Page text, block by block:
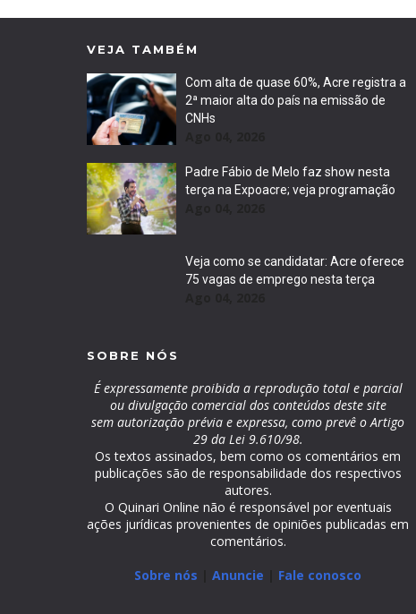
VEJA TAMBÉM
Com alta de quase 60%, Acre registra a
2ª maior alta do país na emissão de
CNHs
Padre Fábio de Melo faz show nesta
terça na Expoacre; veja programação
Veja como se candidatar: Acre oferece
75 vagas de emprego nesta terça
SOBRE NÓS
É expressamente proibida a reprodução total e parcial
ou divulgação comercial dos conteúdos deste site
sem autorização prévia e expressa, como prevê o Artigo
29 da Lei 9.610/98.
Os textos assinados, bem como os comentários em
publicações são de responsabilidade dos respectivos
autores.
O Quinari Online não é responsável por eventuais
ações jurídicas provenientes de opiniões publicadas em
comentários.
Sobre nós |Anuncie Fale conosco